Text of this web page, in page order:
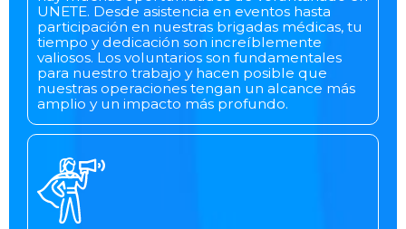
UNETE. Desde asistencia en eventos hasta
participación en nuestras brigadas médicas, tu
tiempo y dedicación son increíblemente
valiosos. Los voluntarios son fundamentales
para nuestro trabajo y hacen posible que
nuestras operaciones tengan un alcance más
amplio y un impacto más profundo.